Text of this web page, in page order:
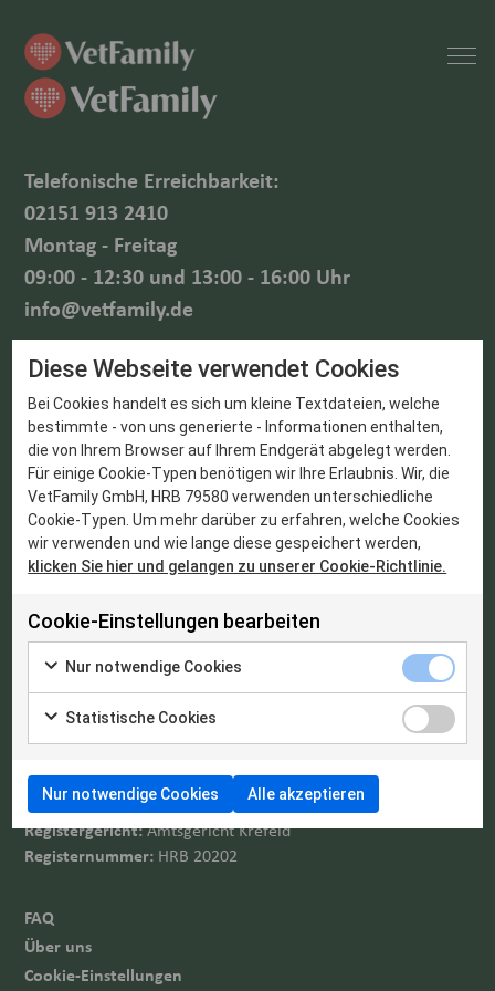
Telefonische Erreichbarkeit:
02151 913 2410
Montag - Freitag
09:00 - 12:30 und 13:00 - 16:00 Uhr
info@vetfamily.de
VetFamily GmbH
Hohenzollernstraße 93
47799 Krefeld
Open in Google Maps
Impressum
Vertreten durch:
Björkman
Umsatzsteuer-ID:DE313247929
Registergericht:Amtsgericht Krefeld
Registernummer: HRB 20202
FAQ
Über uns
Cookie-Einstellungen
Diese Webseite verwendet Cookies
Bei Cookies handelt es sich um kleine Textdateien, welche
bestimmte - von uns generierte - Informationen enthalten,
die von Ihrem Browser auf Ihrem Endgerät abgelegt werden.
Für einige Cookie-Typen benötigen wir Ihre Erlaubnis. Wir, die
VetFamily GmbH, HRB 79580 verwenden unterschiedliche
Cookie-Typen. Um mehr darüber zu erfahren, welche Cookies
wir verwenden und wie lange diese gespeichert werden,
klicken Sie hier und gelangen zu unserer Cookie-Richtlinie.
Cookie-Einstellungen bearbeiten
Nur notwendige Cookies
Statistische Cookies
Nur notwendige Cookies Alle akzeptieren